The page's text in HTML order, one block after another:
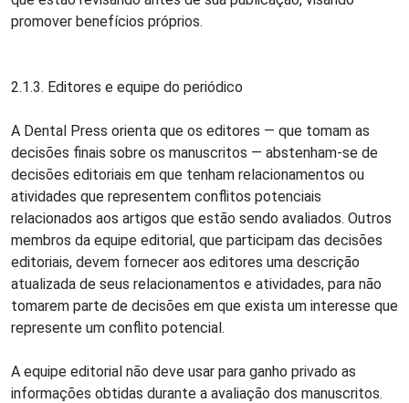
promover benefícios próprios.
2.1.3. Editores e equipe do periódico
A Dental Press orienta que os editores — que tomam as
decisões finais sobre os manuscritos — abstenham-se de
decisões editoriais em que tenham relacionamentos ou
atividades que representem conflitos potenciais
relacionados aos artigos que estão sendo avaliados. Outros
membros da equipe editorial, que participam das decisões
editoriais, devem fornecer aos editores uma descrição
atualizada de seus relacionamentos e atividades, para não
tomarem parte de decisões em que exista um interesse que
represente um conflito potencial.
A equipe editorial não deve usar para ganho privado as
informações obtidas durante a avaliação dos manuscritos.